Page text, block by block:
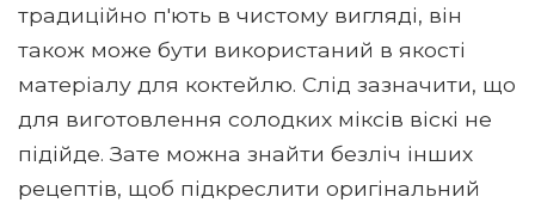
традиційно п'ють в чистому вигляді, він
також може бути використаний в якості
матеріалу для коктейлю. Слід зазначити, що
для виготовлення солодких міксів віскі не
підійде. Зате можна знайти безліч інших
рецептів, щоб підкреслити оригінальний